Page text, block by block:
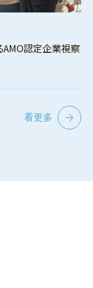
AMO認定企業視察
看更多